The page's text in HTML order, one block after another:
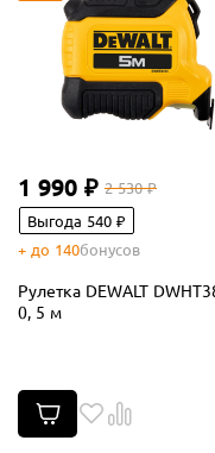
1 990 ₽ 2 530 ₽
Выгода 540 ₽
+ до 140бонусов
Рулетка DEWALT
0, 5 м